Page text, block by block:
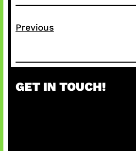
Previous
GET IN TOUCH!